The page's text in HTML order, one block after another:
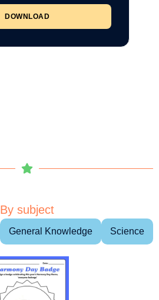
DOWNLOAD
By subject
General Knowledge Science